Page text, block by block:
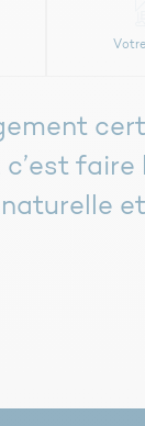
faire